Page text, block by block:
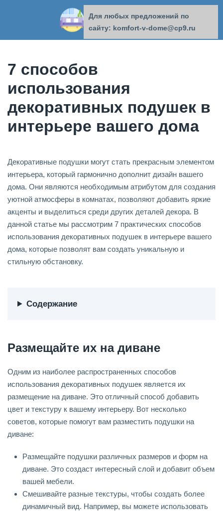
КОМФОРТ В ДОМЕ
7 способов
использования
декоративных подушек в
интерьере вашего дома
Декоративные подушки могут стать прекрасным элементом
интерьера, который гармонично дополнит дизайн вашего
дома. Они являются необходимым атрибутом для создания
уютной атмосферы в комнатах, позволяют добавить яркие
акценты и выделиться среди других деталей декора. В
данной статье мы рассмотрим 7 практических способов
использования декоративных подушек в интерьере вашего
дома, которые позволят вам создать уникальную и
стильную обстановку.
Содержание
Размещайте их на диване
Одним из наиболее распространенных способов
использования декоративных подушек является их
размещение на диване. Это отличный способ добавить
цвет и текстуру к вашему интерьеру. Вот несколько
советов, которые помогут вам разместить подушки на
диване:
Размещайте подушки различных размеров и форм на
диване. Это создаст интересный слой и добавит объем
вашей мебели.
Смешивайте разные текстуры, чтобы создать более
динамичный вид. Например, вы можете использовать
Для любых предложений по
сайту: komfort-v-dome@cp9.ru